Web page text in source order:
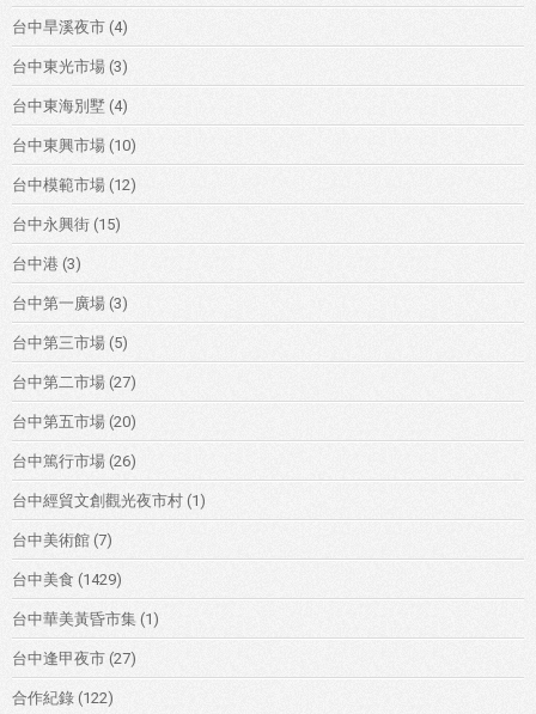
台中旱溪夜市 (4)
台中東光市場 (3)
台中東海別墅 (4)
台中東興市場 (10)
台中模範市場 (12)
台中永興街 (15)
台中港 (3)
台中第一廣場 (3)
台中第三市場 (5)
台中第二市場 (27)
台中第五市場 (20)
台中篤行市場 (26)
台中經貿文創觀光夜市村 (1)
台中美術館 (7)
台中美食 (1429)
台中華美黃昏市集 (1)
台中逢甲夜市 (27)
合作紀錄 (122)